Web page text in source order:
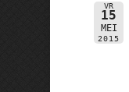
VR
15
MEI
2015